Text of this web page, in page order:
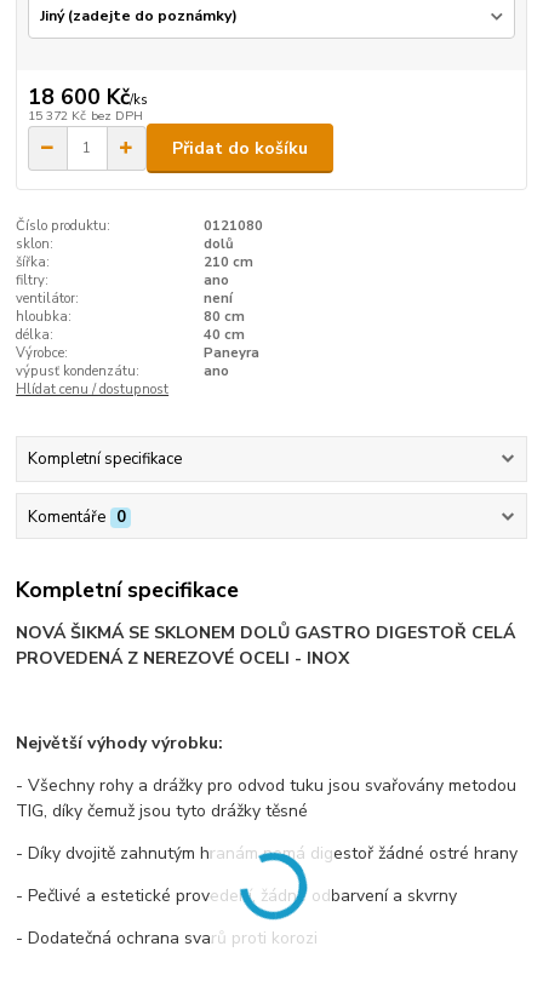
18 600 Kč/ks
15 372 Kč bez DPH
Přidat do košíku
Číslo produktu:
0121080
sklon:
dolů
šířka:
210 cm
filtry:
ano
ventilátor:
není
hloubka:
80 cm
délka:
40 cm
Výrobce:
Paneyra
výpusť kondenzátu:
ano
Hlídat cenu / dostupnost
Kompletní specifikace
Komentáře 0
Kompletní specifikace
NOVÁ ŠIKMÁ SE SKLONEM DOLŮ GASTRO DIGESTOŘ CELÁ
PROVEDENÁ Z NEREZOVÉ OCELI - INOX
Největší výhody výrobku:
- Všechny rohy a drážky pro odvod tuku jsou svařovány metodou
TIG, díky čemuž jsou tyto drážky těsné
- Díky dvojitě zahnutým hranám nemá digestoř žádné ostré hrany
- Pečlivé a estetické provedení, žádné odbarvení a skvrny
- Dodatečná ochrana svarů proti korozi